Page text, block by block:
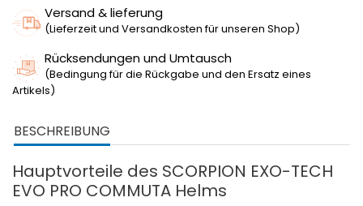
Versand & lieferung
(Lieferzeit und Versandkosten für unseren Shop)
Rücksendungen und Umtausch
(Bedingung für die Rückgabe und den Ersatz eines
Artikels)
BESCHREIBUNG
Hauptvorteile des SCORPION EXO-TECH
EVO PRO COMMUTA Helms